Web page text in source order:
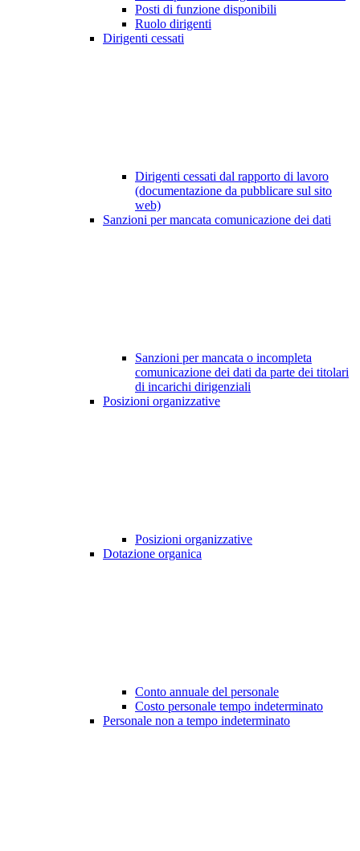
Posti di funzione disponibili
Ruolo dirigenti
Dirigenti cessati
Dirigenti cessati dal rapporto di lavoro
(documentazione da pubblicare sul sito
web)
Sanzioni per mancata comunicazione dei dati
Sanzioni per mancata o incompleta
comunicazione dei dati da parte dei titolari
di incarichi dirigenziali
Posizioni organizzative
Posizioni organizzative
Dotazione organica
Conto annuale del personale
Costo personale tempo indeterminato
Personale non a tempo indeterminato